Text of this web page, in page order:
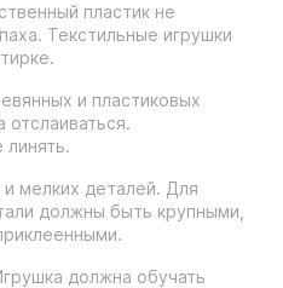
пластик не
Текстильные игрушки
и пластиковых
отслаиваться.
мелких деталей. Для
должны быть крупными,
должна обучать